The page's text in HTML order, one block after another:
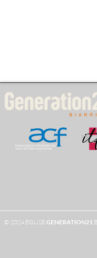
© 2024 EGLISE GENERATION21